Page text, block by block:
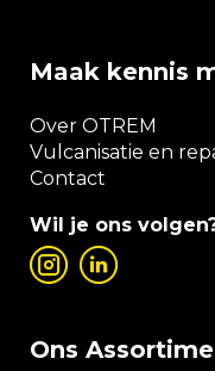
Ons
Maak kennis
Over OTREM
Vulcanisatie en
Contact
Wil je ons